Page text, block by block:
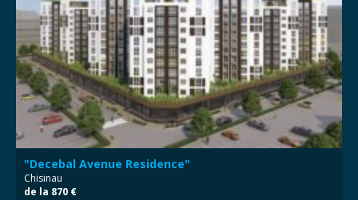
"Decebal Avenue Residence"
Chisinau
de la 870 €